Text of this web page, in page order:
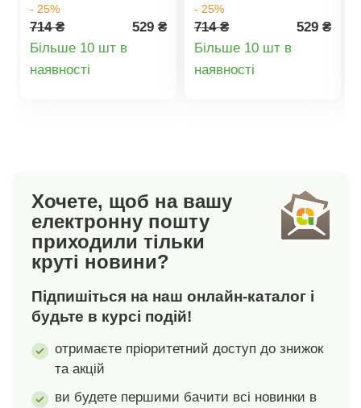
обідніх столів.
створити чарівну
атмосферу в кімнаті і
- 25%
714 ₴
529 ₴
Більше 10 шт в
наявності
обідніх столів.
створити чарівну
атмосферу в кімнаті і
- 25%
714 ₴
529 ₴
Більше 10 шт в
наявності
Хочете, щоб на вашу
електронну пошту
приходили тільки
круті новини?
Підпишіться на наш онлайн-каталог і
будьте в курсі подій!
отримаєте пріоритетний доступ до знижок
та акцій
ви будете першими бачити всі новинки в